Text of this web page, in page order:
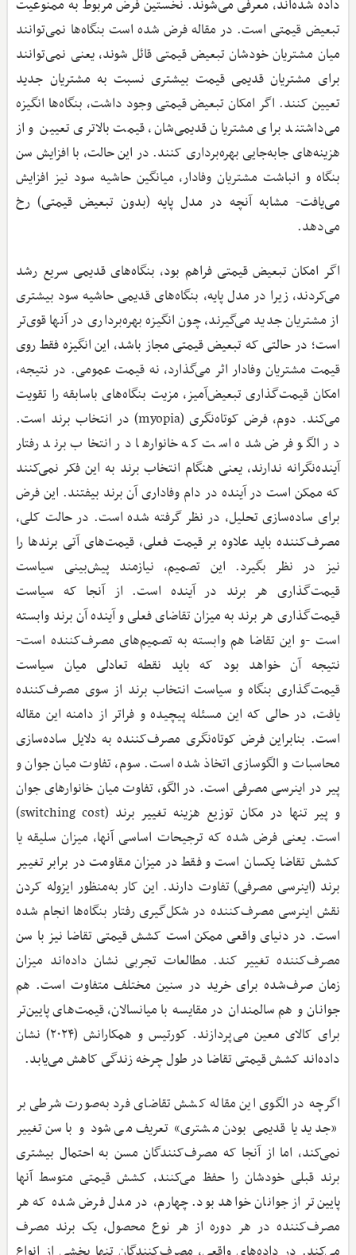
داده شده‌اند، معرفی می‌شوند. نخستین فرض مربوط به ممنوعیت
تبعیض قیمتی است. در مقاله فرض شده است بنگاه‌ها نمی‌توانند
میان مشتریان خودشان تبعیض قیمتی قائل شوند، یعنی نمی‌توانند
برای مشتریان قدیمی قیمت بیشتری نسبت به مشتریان جدید
تعیین کنند. اگر امکان تبعیض قیمتی وجود داشت، بنگاه‌ها انگیزه
می‌داشتند برای مشتریان قدیمی‌شان، قیمت بالاتری تعیین و از
هزینه‌های جابه‌جایی بهره‌برداری کنند. در این حالت، با افزایش سن
بنگاه و انباشت مشتریان وفادار، میانگین حاشیه سود نیز افزایش
می‌یافت- مشابه آنچه در مدل پایه (بدون تبعیض قیمتی) رخ
می‌دهد.
اگر امکان تبعیض قیمتی فراهم بود، بنگاه‌های قدیمی سریع رشد
می‌کردند، زیرا در مدل پایه، بنگاه‌های قدیمی حاشیه سود بیشتری
از مشتریان جدید می‌گیرند، چون انگیزه بهره‌برداری در آنها قوی‌تر
است؛ در حالتی که تبعیض قیمتی مجاز باشد، این انگیزه فقط روی
قیمت مشتریان وفادار اثر می‌گذارد، نه قیمت عمومی. در نتیجه،
امکان قیمت‌گذاری تبعیض‌آمیز، مزیت بنگاه‌های باسابقه را تقویت
می‌کند. دوم، فرض کوتاه‌نگری (myopia) در انتخاب برند است.
در الگو فرض شده است که خانوارها در انتخاب برند رفتار
آینده‌نگرانه ندارند، یعنی هنگام انتخاب برند به این فکر نمی‌کنند
که ممکن است در آینده در دام وفاداری آن برند بیفتند. این فرض
برای ساده‌سازی تحلیل، در نظر گرفته شده است. در حالت کلی،
مصرف‌کننده باید علاوه بر قیمت فعلی، قیمت‌های آتی برندها را
نیز در نظر بگیرد. این تصمیم، نیازمند پیش‌بینی سیاست
قیمت‌گذاری هر برند در آینده است. از آنجا که سیاست
قیمت‌گذاری هر برند به میزان تقاضای فعلی و آینده آن برند وابسته
است -و این تقاضا هم وابسته به تصمیم‌های مصرف‌کننده است-
نتیجه آن خواهد بود که باید نقطه تعادلی میان سیاست
قیمت‌گذاری بنگاه و سیاست انتخاب برند از سوی مصرف‌کننده
یافت، در حالی که این مسئله پیچیده و فراتر از دامنه این مقاله
است. بنابراین فرض کوتاه‌نگری مصرف‌کننده به دلایل ساده‌سازی
محاسبات و الگوسازی اتخاذ شده است. سوم، تفاوت میان جوان و
پیر در اینرسی مصرفی است. در الگو، تفاوت میان خانوارهای جوان
و پیر تنها در مکان توزیع هزینه تغییر برند (switching cost)
است. یعنی فرض شده که ترجیحات اساسی آنها، میزان سلیقه یا
کشش تقاضا یکسان است و فقط در میزان مقاومت در برابر تغییر
برند (اینرسی مصرفی) تفاوت دارند. این کار به‌منظور ایزوله کردن
نقش اینرسی مصرف‌کننده در شکل‌گیری رفتار بنگاه‌ها انجام شده
است. در دنیای واقعی ممکن است کشش قیمتی تقاضا نیز با سن
مصرف‌کننده تغییر کند. مطالعات تجربی نشان داده‌اند میزان
زمان صرف‌شده برای خرید در سنین مختلف متفاوت است. هم
جوانان و هم سالمندان در مقایسه با میانسالان، قیمت‌های پایین‌تر
برای کالای معین می‌پردازند. کورتیس و همکارانش (۲۰۲۴) نشان
داده‌اند کشش قیمتی تقاضا در طول چرخه زندگی کاهش می‌یابد.
اگرچه در الگوی این مقاله کشش تقاضای فرد به‌صورت شرطی بر
«جدید یا قدیمی بودن مشتری» تعریف می‌شود و با سن تغییر
نمی‌کند، اما از آنجا که مصرف‌کنندگان مسن به احتمال بیشتری
برند قبلی خودشان را حفظ می‌کنند، کشش قیمتی متوسط آنها
پایین‌تر از جوانان خواهد بود. چهارم، در مدل فرض شده که هر
مصرف‌کننده در هر دوره از هر نوع محصول، یک برند مصرف